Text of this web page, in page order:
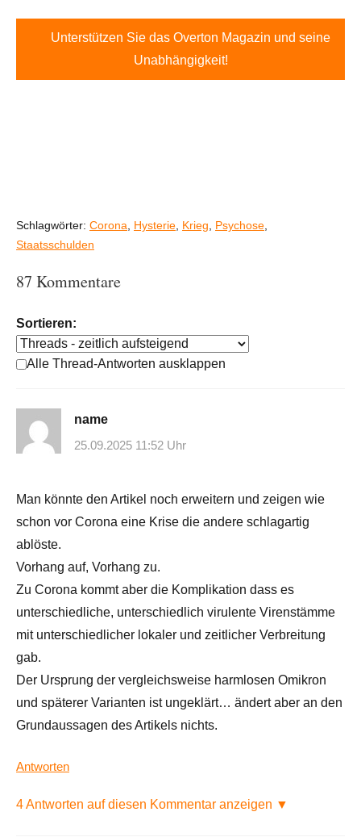
Unterstützen Sie das Overton Magazin und seine
Unabhängigkeit!
Schlagwörter: Corona, Hysterie, Krieg, Psychose,
Staatsschulden
87 Kommentare
Sortieren:
Alle Thread-Antworten ausklappen
name
25.09.2025 11:52 Uhr
Man könnte den Artikel noch erweitern und zeigen wie
schon vor Corona eine Krise die andere schlagartig
ablöste.
Vorhang auf, Vorhang zu.
Zu Corona kommt aber die Komplikation dass es
unterschiedliche, unterschiedlich virulente Virenstämme
mit unterschiedlicher lokaler und zeitlicher Verbreitung
gab.
Der Ursprung der vergleichsweise harmlosen Omikron
und späterer Varianten ist ungeklärt… ändert aber an den
Grundaussagen des Artikels nichts.
Antworten
4 Antworten auf diesen Kommentar anzeigen ▼